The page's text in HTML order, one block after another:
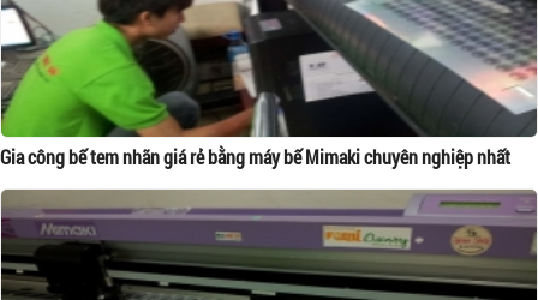
Gia công bế tem nhãn giá rẻ bằng máy bế Mimaki chuyên nghiệp nhất